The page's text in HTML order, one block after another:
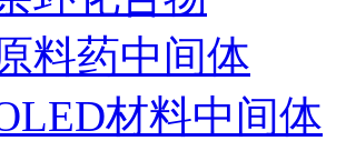
料药中间体
材料中间体